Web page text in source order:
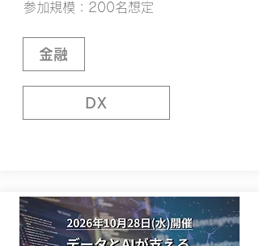
参加規模：200名想定
金融
DX